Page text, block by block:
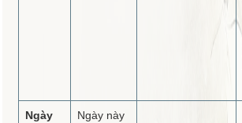
Ngày
Ngày này